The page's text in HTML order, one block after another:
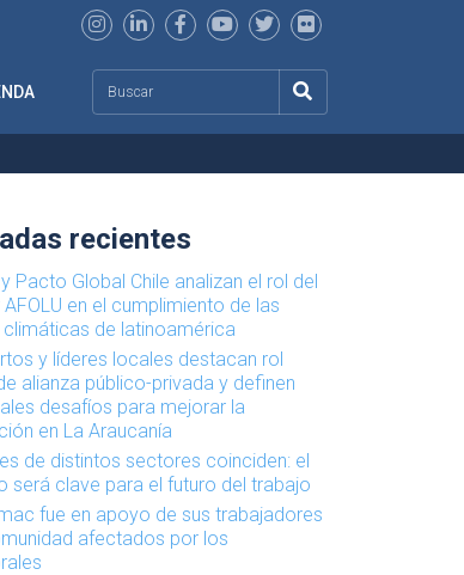
recientes
Pacto Global Chile analizan el rol del
en el cumplimiento de las
de latinoamérica
y líderes locales destacan rol
alianza público-privada y definen
desafíos para mejorar la
en La Araucanía
de distintos sectores coinciden: el
será clave para el futuro del trabajo
fue en apoyo de sus trabajadores
afectados por los